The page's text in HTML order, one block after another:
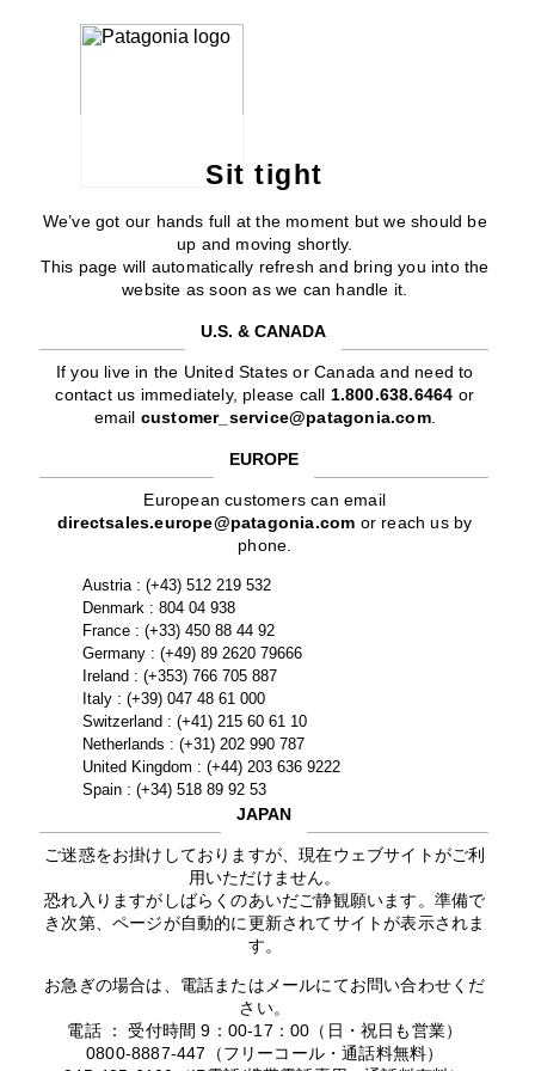
Sit tight
We’ve got our hands full at the moment but we should be
up and moving shortly.
This page will automatically refresh and bring you into the
website as soon as we can handle it.
U.S. & CANADA
If you live in the United States or Canada and need to
contact us immediately, please call 1.800.638.6464 or
email customer_service@patagonia.com.
EUROPE
European customers can email
directsales.europe@patagonia.com or reach us by
phone.
Austria : (+43) 512 219 532
Denmark : 804 04 938
France : (+33) 450 88 44 92
Germany : (+49) 89 2620 79666
Ireland : (+353) 766 705 887
Italy : (+39) 047 48 61 000
Switzerland : (+41) 215 60 61 10
Netherlands : (+31) 202 990 787
United Kingdom : (+44) 203 636 9222
Spain : (+34) 518 89 92 53
JAPAN
ご迷惑をお掛けしておりますが、現在ウェブサイトがご利
用いただけません。
恐れ入りますがしばらくのあいだご静観願います。準備で
き次第、ページが自動的に更新されてサイトが表示されま
す。
お急ぎの場合は、電話またはメールにてお問い合わせくだ
さい。
電話 ： 受付時間 9：00-17：00（日・祝日も営業）
0800-8887-447（フリーコール・通話料無料）